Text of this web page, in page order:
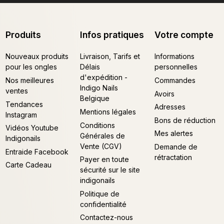
Produits
Nouveaux produits
pour les ongles
Nos meilleures
ventes
Tendances
Instagram
Vidéos Youtube
Indigonails
Entraide Facebook
Carte Cadeau
Infos pratiques
Livraison, Tarifs et
Délais
d'expédition -
Indigo Nails
Belgique
Mentions légales
Conditions
Générales de
Vente (CGV)
Payer en toute
sécurité sur le site
indigonails
Politique de
confidentialité
Contactez-nous
Votre compte
Informations
personnelles
Commandes
Avoirs
Adresses
Bons de réduction
Mes alertes
Demande de
rétractation